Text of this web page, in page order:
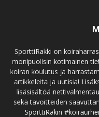
SporttiRakki on
monipuolisin kotimainen
koiran koulutus ja
artikkeleita ja uutisia!
lisäsisältöä
sekä tavoitteiden
SporttiRakin